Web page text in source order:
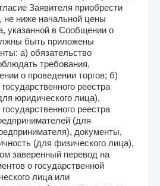
Заявителя приобрести
не ниже начальной цены
указанной в Сообщении о
быть приложены
а) обязательство
требования,
о проведении торгов; б)
реестра
юридического лица),
реестра
(для
документы,
(для физического лица),
заверенный перевод на
о государственной
лица или